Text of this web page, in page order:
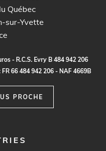
Québec
sur-Yvette
os - R.C.S. Evry B 484942206
FR 66484 942206 - NAF 4669B
PROCHE